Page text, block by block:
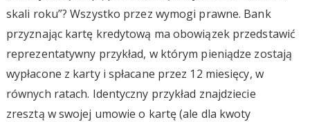
skali roku”? Wszystko przez wymogi prawne. Bank
przyznając kartę kredytową ma obowiązek przedstawić
reprezentatywny przykład, w którym pieniądze zostają
wypłacone z karty i spłacane przez 12 miesięcy, w
równych ratach. Identyczny przykład znajdziecie
zresztą w swojej umowie o kartę (ale dla kwoty